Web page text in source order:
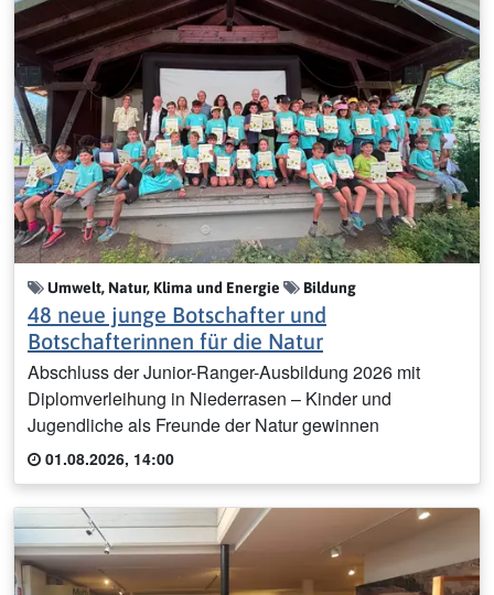
Umwelt, Natur, Klima und Energie Bildung
48 neue junge Botschafter und
Botschafterinnen für die Natur
Abschluss der Junior-Ranger-Ausbildung 2026 mit
Diplomverleihung in Niederrasen – Kinder und
Jugendliche als Freunde der Natur gewinnen
01.08.2026, 14:00